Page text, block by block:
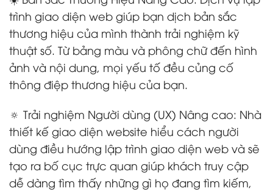
trình giao diện web giúp bạn dịch bản sắc
thương hiệu của mình thành trải nghiệm kỹ
thuật số. Từ bảng màu và phông chữ đến hình
ảnh và nội dung, mọi yếu tố đều củng cố
thông điệp thương hiệu của bạn.
🔅 Trải nghiệm Người dùng (UX) Nâng cao: Nhà
thiết kế giao diện website hiểu cách người
dùng điều hướng lập trình giao diện web và sẽ
tạo ra bố cục trực quan giúp khách truy cập
dễ dàng tìm thấy những gì họ đang tìm kiếm,